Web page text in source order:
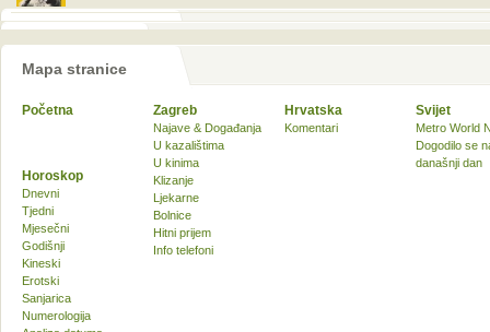
Mapa stranice
Početna Zagreb
Najave & Događanja
U kazalištima
U kinima
Klizanje
Ljekarne
Bolnice
Hitni prijem
Info telefoni
Hrvatska
Komentari
Svijet
Metro World
Dogodilo se
današnji dan
Horoskop
Dnevni
Tjedni
Mjesečni
Godišnji
Kineski
Erotski
Sanjarica
Numerologija